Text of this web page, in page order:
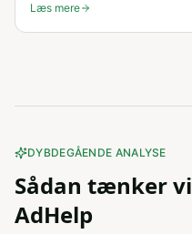
Læs mere
DYBDEGÅENDE ANALYSE
Sådan tænker vi
AdHelp